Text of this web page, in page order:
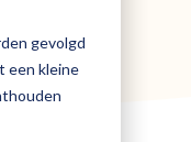
gevolgd
een kleine
employee
experience?
employee
experience?